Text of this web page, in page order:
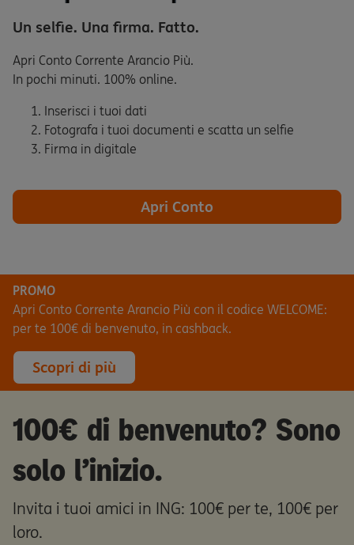
Un selfie. Una firma. Fatto.
Apri Conto Corrente Arancio Più.
In pochi minuti. 100% online.
Inserisci i tuoi dati
Fotografa i tuoi documenti e scatta un selfie
Firma in digitale
Apri Conto
PROMO
Apri Conto Corrente Arancio Più con il codice WELCOME:
per te 100€ di benvenuto, in cashback.
Scopri di più
100€ di benvenuto? Sono
solo l’inizio.
Invita i tuoi amici in ING: 100€ per te, 100€ per
loro.